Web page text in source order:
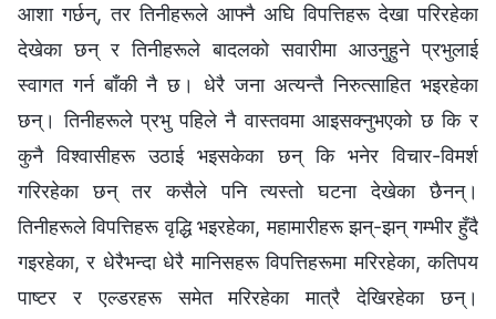
आशा गर्छन्, तर तिनीहरूले आफ्‍नै अघि विपत्तिहरू देखा परिरहेका
देखेका छन् र तिनीहरूले बादलको सवारीमा आउनुहुने प्रभुलाई
स्वागत गर्न बाँकी नै छ। धेरै जना अत्यन्तै निरुत्साहित भइरहेका
छन्। तिनीहरूले प्रभु पहिले नै वास्तवमा आइसक्‍नुभएको छ कि र
कुनै विश्‍वासीहरू उठाई भइसकेका छन् कि भनेर विचार-विमर्श
गरिरहेका छन् तर कसैले पनि त्यस्तो घटना देखेका छैनन्।
तिनीहरूले विपत्तिहरू वृद्धि भइरहेका, महामारीहरू झन्-झन् गम्‍भीर हुँदै
गइरहेका, र धेरैभन्दा धेरै मानिसहरू विपत्तिहरूमा मरिरहेका, कतिपय
पाष्टर र एल्डरहरू समेत मरिरहेका मात्रै देखिरहेका छन्।